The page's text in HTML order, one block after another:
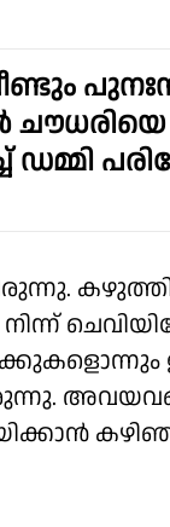
ഡമ്മി